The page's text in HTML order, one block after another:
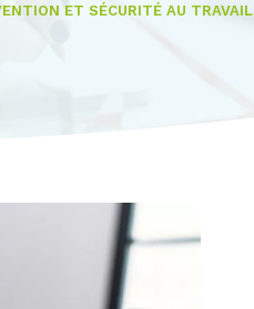
ET SÉCURITÉ AU TRAVAIL